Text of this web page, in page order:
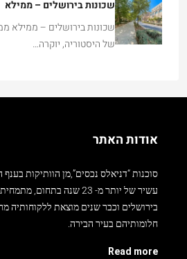
שכונות בירושלים – ממילא
שכונות בירושלים – ממילא
של היסטוריה, יוקרה…
אודות האתר
סוכנות “דניאלס נכסים”,מן הוותיקות בענף
עשיר של יותר מ- 23 שנה
בירושלים וכבר שנים מוצאת ללקוחותיה
חלומותיהם בעיר הבירה.
Read more